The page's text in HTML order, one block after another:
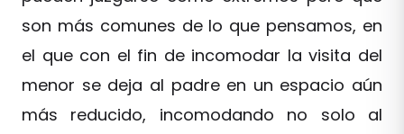
son más comunes de lo que pensamos, en
el que con el fin de incomodar la visita del
menor se deja al padre en un espacio aún
más reducido, incomodando no solo al